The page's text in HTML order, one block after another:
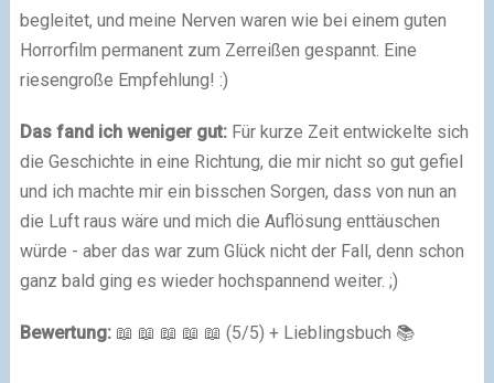
begleitet, und meine Nerven waren wie bei einem guten
Horrorfilm permanent zum Zerreißen gespannt. Eine
riesengroße Empfehlung! :)
Das fand ich weniger gut: Für kurze Zeit entwickelte sich
die Geschichte in eine Richtung, die mir nicht so gut gefiel
und ich machte mir ein bisschen Sorgen, dass von nun an
die Luft raus wäre und mich die Auflösung enttäuschen
würde - aber das war zum Glück nicht der Fall, denn schon
ganz bald ging es wieder hochspannend weiter. ;)
Bewertung:📖 📖 📖 📖 📖 (5/5) + Lieblingsbuch 📚